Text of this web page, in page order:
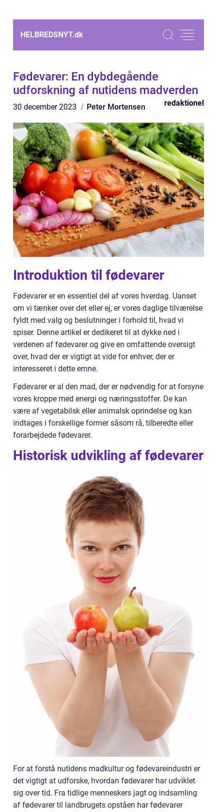
HELBREDSNYT.dk
Fødevarer: En dybdegående
udforskning af nutidens madverden
30 december 2023 Peter Mortensen redaktionel
Introduktion til fødevarer
Fødevarer er en essentiel del af vores hverdag. Uanset
om vi tænker over det eller ej, er vores daglige tilværelse
fyldt med valg og beslutninger i forhold til, hvad vi
spiser. Denne artikel er dedikeret til at dykke ned i
verdenen af fødevarer og give en omfattende oversigt
over, hvad der er vigtigt at vide for enhver, der er
interesseret i dette emne.
Fødevarer er al den mad, der er nødvendig for at forsyne
vores kroppe med energi og næringsstoffer. De kan
være af vegetabilsk eller animalsk oprindelse og kan
indtages i forskellige former såsom rå, tilberedte eller
forarbejdede fødevarer.
Historisk udvikling af fødevarer
For at forstå nutidens madkultur og fødevareindustri er
det vigtigt at udforske, hvordan fødevarer har udviklet
sig over tid. Fra tidlige menneskers jagt og indsamling
af fødevarer til landbrugets opståen har fødevarer